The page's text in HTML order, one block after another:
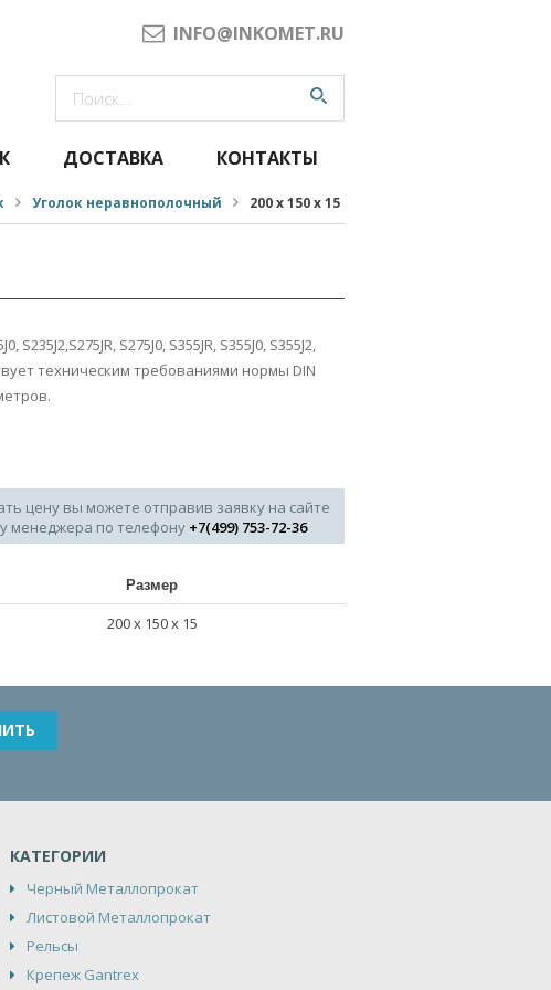
INFO@INKOMET.RU
ДОСТАВКА КОНТАКТЫ
Уголок неравнополочный 200 х 150 х 15
S235J2,S275JR, S275J0, S355JR, S355J0, S355J2,
техническим требованиями нормы DIN
цену вы можете отправив заявку на сайте
менеджера по телефону +7(499) 753-72-36
Размер
200 х 150 х 15
КАТЕГОРИИ
Черный Металлопрокат
Листовой Металлопрокат
Рельсы
Крепеж Gantrex